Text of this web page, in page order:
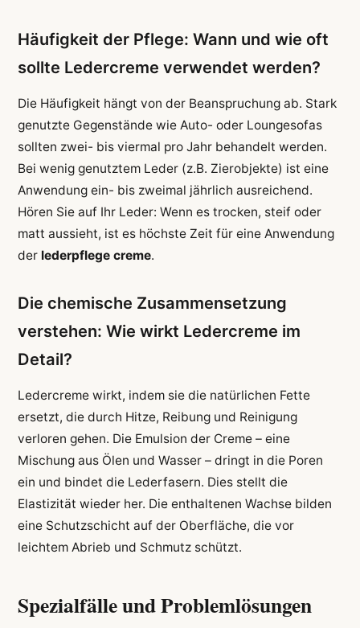
Häufigkeit der Pflege: Wann und wie oft
sollte Ledercreme verwendet werden?
Die Häufigkeit hängt von der Beanspruchung ab. Stark
genutzte Gegenstände wie Auto- oder Loungesofas
sollten zwei- bis viermal pro Jahr behandelt werden.
Bei wenig genutztem Leder (z.B. Zierobjekte) ist eine
Anwendung ein- bis zweimal jährlich ausreichend.
Hören Sie auf Ihr Leder: Wenn es trocken, steif oder
matt aussieht, ist es höchste Zeit für eine Anwendung
der lederpflege creme.
Die chemische Zusammensetzung
verstehen: Wie wirkt Ledercreme im
Detail?
Ledercreme wirkt, indem sie die natürlichen Fette
ersetzt, die durch Hitze, Reibung und Reinigung
verloren gehen. Die Emulsion der Creme – eine
Mischung aus Ölen und Wasser – dringt in die Poren
ein und bindet die Lederfasern. Dies stellt die
Elastizität wieder her. Die enthaltenen Wachse bilden
eine Schutzschicht auf der Oberfläche, die vor
leichtem Abrieb und Schmutz schützt.
Spezialfälle und Problemlösungen